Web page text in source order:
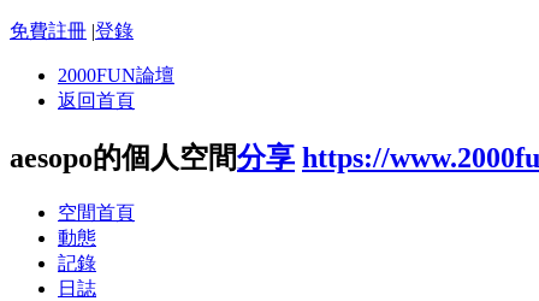
免費註冊 |登錄
2000FUN論壇
返回首頁
aesopo的個人空間分享 https://
空間首頁
動態
記錄
日誌